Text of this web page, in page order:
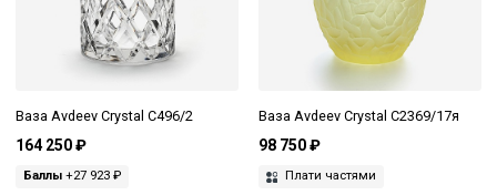
Ваза Avdeev Crystal С496/2
164 250 ₽
Баллы +27 923 ₽
Ваза Avdeev Crystal С2369/17я
98 750 ₽
Плати частями